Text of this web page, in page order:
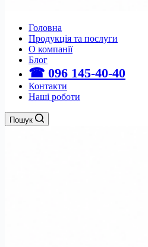
Головна
Продукція та послуги
О компанії
Блог
☎ 096 145-40-40
Контакти
Наші роботи
Пошук